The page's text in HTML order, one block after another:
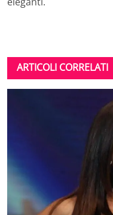
ARTICOLI CORRELATI